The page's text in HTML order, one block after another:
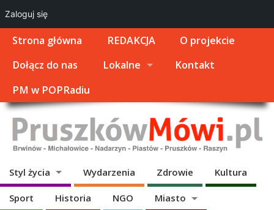
Strona główna REDAKCJA
O projekcie
Dołącz do nas
Lokalne
Kontakt
PM w POPRadiu
Styl życia Wydarzenia Zdrowie Kultura
Sport Historia NGO Miasto
Zaloguj się